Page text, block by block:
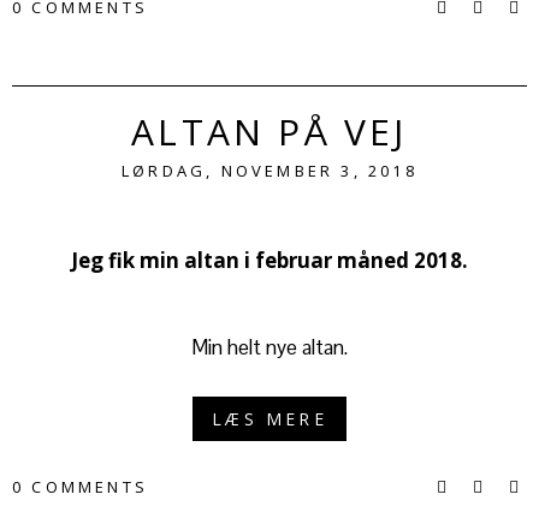
0 COMMENTS
ALTAN PÅ VEJ
LØRDAG, NOVEMBER 3, 2018
Jeg fik min altan i februar måned 2018.
Min helt nye altan.
LÆS MERE
0 COMMENTS